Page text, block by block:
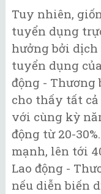
Tuy nhiên,
tuyển dụng
hưởng bởi dịch
tuyển dụng
động -
cho thấy tất cả
với cùng kỳ
động từ 20-
mạnh, lên tới
Lao động -
nếu diễn biến